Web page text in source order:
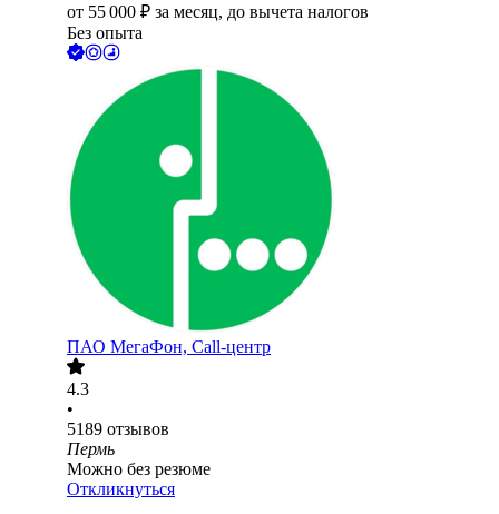
от 55 000 ₽ за месяц, до вычета налогов
Без опыта
ПАО МегаФон, Call-центр
4.3
•
5189 отзывов
Пермь
Можно без резюме
Откликнуться